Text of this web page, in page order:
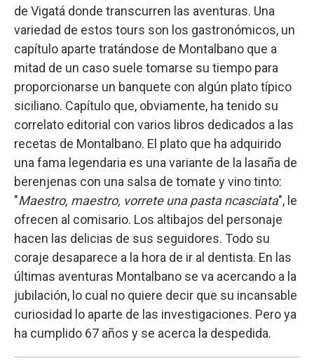
de Vigatá donde transcurren las aventuras. Una
variedad de estos tours son los gastronómicos, un
capítulo aparte tratándose de Montalbano que a
mitad de un caso suele tomarse su tiempo para
proporcionarse un banquete con algún plato típico
siciliano. Capítulo que, obviamente, ha tenido su
correlato editorial con varios libros dedicados a las
recetas de Montalbano. El plato que ha adquirido
una fama legendaria es una variante de la lasaña de
berenjenas con una salsa de tomate y vino tinto:
"Maestro, maestro, vorrete una pasta ncasciata", le
ofrecen al comisario. Los altibajos del personaje
hacen las delicias de sus seguidores. Todo su
coraje desaparece a la hora de ir al dentista. En las
últimas aventuras Montalbano se va acercando a la
jubilación, lo cual no quiere decir que su incansable
curiosidad lo aparte de las investigaciones. Pero ya
ha cumplido 67 años y se acerca la despedida.